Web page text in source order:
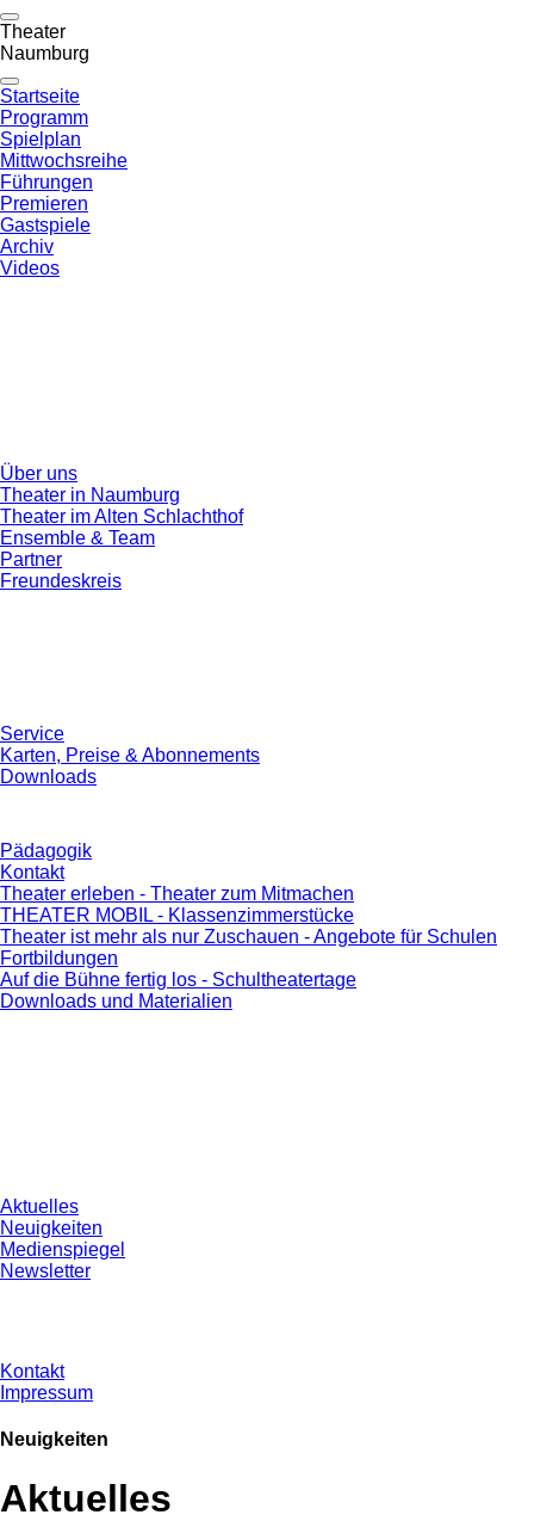
Theater
Naumburg
Startseite
Programm
Spielplan
Mittwochsreihe
Führungen
Premieren
Gastspiele
Archiv
Videos
Über uns
Theater in Naumburg
Theater im Alten Schlachthof
Ensemble & Team
Partner
Freundeskreis
Service
Karten, Preise & Abonnements
Downloads
Pädagogik
Kontakt
Theater erleben - Theater zum Mitmachen
THEATER MOBIL - Klassenzimmerstücke
Theater ist mehr als nur Zuschauen - Angebote für Schulen
Fortbildungen
Auf die Bühne fertig los - Schultheatertage
Downloads und Materialien
Aktuelles
Neuigkeiten
Medienspiegel
Newsletter
Kontakt
Impressum
Neuigkeiten
Aktuelles